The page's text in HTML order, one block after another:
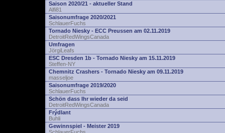
Saison 2020/21 - aktueller Stand
Alfi81
Saisonumfrage 2020/2021
SchlauerFuchs
Tornado Niesky - ECC Preussen am 02.11.2019
DetroitRedWingsCanada
Umfragen
JörgiLeafs
ESC Dresden 1b - Tornado Niesky am 15.11.2019
Steffen-NY
Chemnitz Crashers - Tornado Niesky am 09.11.2019
masseljoe
Saisonumfrage 2019/2020
SchlauerFuchs
Schön dass Ihr wieder da seid
DetroitRedWingsCanada
Frýdlant
Buhli
Gewinnspiel - Meister 2019